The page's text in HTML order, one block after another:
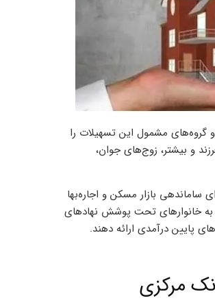
گروه‌های مشمول این تسهیلات را
و بیشتر، زوج‌های جوان،
ساماندهی بازار مسکن و اجاره‌بها
به خانوارهای تحت پوشش نهادهای
پایین درآمدی ارائه دهند.
مرکزی